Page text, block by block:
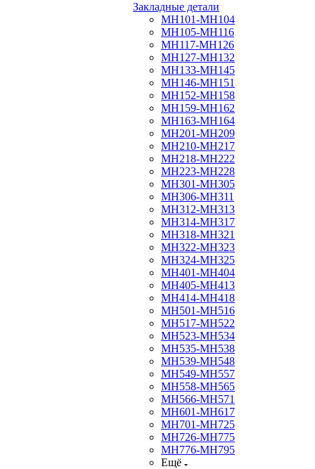
Закладные детали
МН101-МН104
МН105-МН116
МН117-МН126
МН127-МН132
МН133-МН145
МН146-МН151
МН152-МН158
МН159-МН162
МН163-МН164
МН201-МН209
МН210-МН217
МН218-МН222
МН223-МН228
МН301-МН305
МН306-МН311
МН312-МН313
МН314-МН317
МН318-МН321
МН322-МН323
МН324-МН325
МН401-МН404
МН405-МН413
МН414-МН418
МН501-МН516
МН517-МН522
МН523-МН534
МН535-МН538
МН539-МН548
МН549-МН557
МН558-МН565
МН566-МН571
МН601-МН617
МН701-МН725
МН726-МН775
МН776-МН795
Ещё